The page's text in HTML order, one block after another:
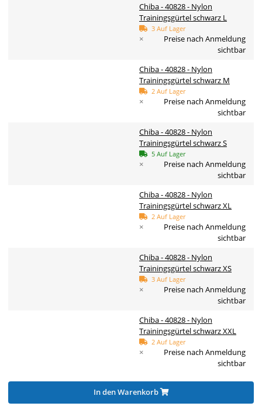
Chiba - 40828 - Nylon
Trainingsgürtel schwarz L
3 Auf Lager
×
Preise nach Anmeldung
sichtbar
Chiba - 40828 - Nylon
Trainingsgürtel schwarz M
2 Auf Lager
×
Preise nach Anmeldung
sichtbar
Chiba - 40828 - Nylon
Trainingsgürtel schwarz S
5 Auf Lager
×
Preise nach Anmeldung
sichtbar
Chiba - 40828 - Nylon
Trainingsgürtel schwarz XL
2 Auf Lager
×
Preise nach Anmeldung
sichtbar
Chiba - 40828 - Nylon
Trainingsgürtel schwarz XS
3 Auf Lager
×
Preise nach Anmeldung
sichtbar
Chiba - 40828 - Nylon
Trainingsgürtel schwarz XXL
2 Auf Lager
×
Preise nach Anmeldung
sichtbar
In den Warenkorb